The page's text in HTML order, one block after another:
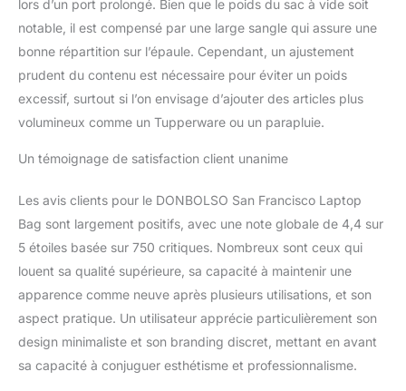
lors d’un port prolongé. Bien que le poids du sac à vide soit
notable, il est compensé par une large sangle qui assure une
bonne répartition sur l’épaule. Cependant, un ajustement
prudent du contenu est nécessaire pour éviter un poids
excessif, surtout si l’on envisage d’ajouter des articles plus
volumineux comme un Tupperware ou un parapluie.
Un témoignage de satisfaction client unanime
Les avis clients pour le DONBOLSO San Francisco Laptop
Bag sont largement positifs, avec une note globale de 4,4 sur
5 étoiles basée sur 750 critiques. Nombreux sont ceux qui
louent sa qualité supérieure, sa capacité à maintenir une
apparence comme neuve après plusieurs utilisations, et son
aspect pratique. Un utilisateur apprécie particulièrement son
design minimaliste et son branding discret, mettant en avant
sa capacité à conjuguer esthétisme et professionnalisme.